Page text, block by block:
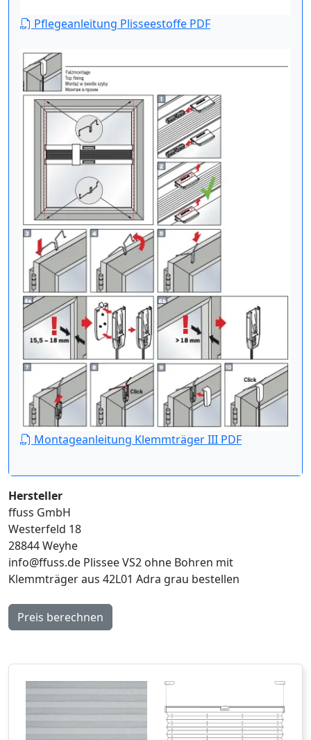
Pflegeanleitung Plisseestoffe PDF
Montageanleitung Klemmträger III PDF
Hersteller
ffuss GmbH
Westerfeld 18
28844 Weyhe
info@ffuss.de Plissee VS2 ohne Bohren mit
Klemmträger aus 42L01 Adra grau bestellen
Preis berechnen